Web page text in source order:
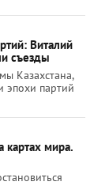
Виталий
съезды
Казахстана,
эпохи партий
мира.